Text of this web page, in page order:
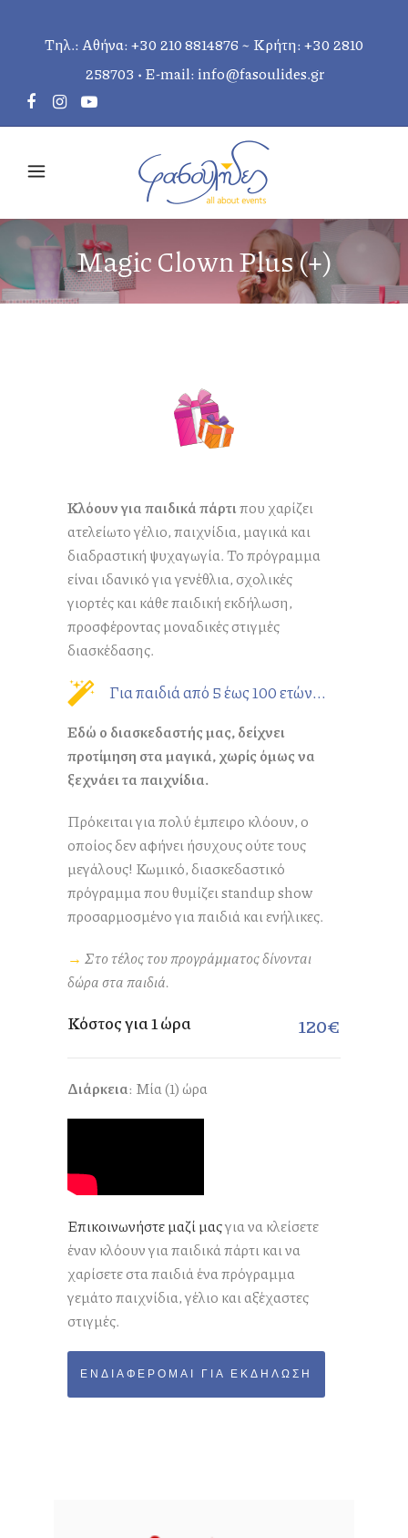
Τηλ.: Αθήνα:+30 210 8814876 ~ Κρήτη:+30 2810
258703 • E-mail:info@fasoulides.gr
Magic Clown Plus (+)
Κλόουν για παιδικά πάρτιπου χαρίζει
ατελείωτο γέλιο, παιχνίδια, μαγικά και
διαδραστική ψυχαγωγία. Το πρόγραμμα
είναι ιδανικό για γενέθλια, σχολικές
γιορτές και κάθε παιδική εκδήλωση,
προσφέροντας μοναδικές στιγμές
διασκέδασης.
Για παιδιά από 5 έως 100 ετών...
Εδώ ο διασκεδαστής μας, δείχνει
προτίμηση στα μαγικά, χωρίς όμως να
ξεχνάει τα παιχνίδια.
Πρόκειται για πολύ έμπειρο κλόουν, ο
οποίος δεν αφήνει ήσυχους ούτε τους
μεγάλους! Κωμικό, διασκεδαστικό
πρόγραμμα που θυμίζει standup show
προσαρμοσμένο για παιδιά και ενήλικες.
→ Στο τέλος του προγράμματος δίνονται
δώρα στα παιδιά.
Κόστος για 1 ώρα 120€
Διάρκεια: Μία (1) ώρα
Επικοινωνήστε μαζί μαςγια να κλείσετε
έναν κλόουν για παιδικά πάρτι και να
χαρίσετε στα παιδιά ένα πρόγραμμα
γεμάτο παιχνίδια, γέλιο και αξέχαστες
στιγμές.
ΕΝΔΙΑΦΈΡΟΜΑΙ ΓΙΑ ΕΚΔΉΛΩΣΗ